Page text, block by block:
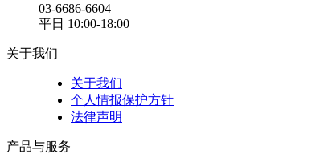
03-6686-6604
平日 10:00-18:00
关于我们
关于我们
个人情报保护方针
法律声明
产品与服务